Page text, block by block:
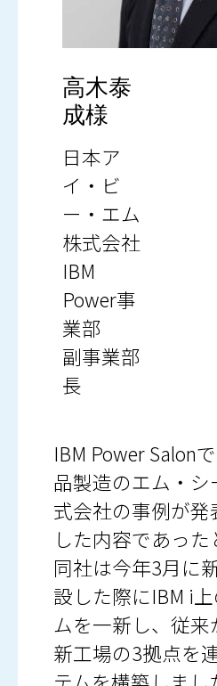
高木泰
成様
日本ア
イ・ビ
ー・エム
株式会社
IBM
Power事
業部
副事業部
長
IBM Power Salon
品製造のエム・
式会社の事例が発
した内容であった
同社は今年3月に
設した際にIBM i
ムを一新し、従来
新工場の3拠点を